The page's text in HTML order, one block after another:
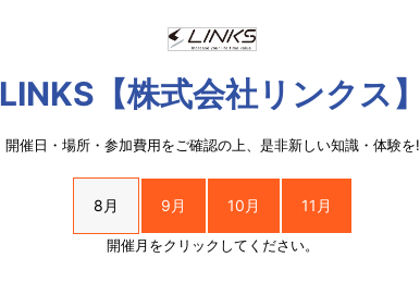
LINKS【株式会社リンクス】
開催日・場所・参加費用をご確認の上、是非新しい知識・体験を!
8月 9月 10月 11月
開催月をクリックしてください。